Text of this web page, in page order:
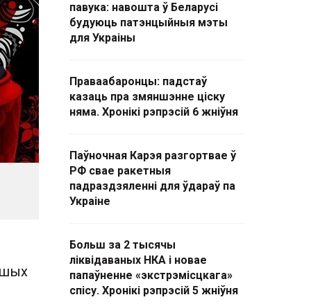
павука: навошта ў Беларусі
будуюць патэнцыйныя мэты
для Украіны
Праваабаронцы: падстаў
казаць пра змяншэнне ціску
няма. Хронікі рэпрэсій 6 жніўня
Паўночная Карэя разгортвае ў
РФ свае ракетныя
падраздзяленні для ўдараў па
Украіне
Больш за 2 тысячы
ліквідаваных НКА і новае
папаўненне «экстрэмісцкага»
спісу. Хронікі рэпрэсій 5 жніўня